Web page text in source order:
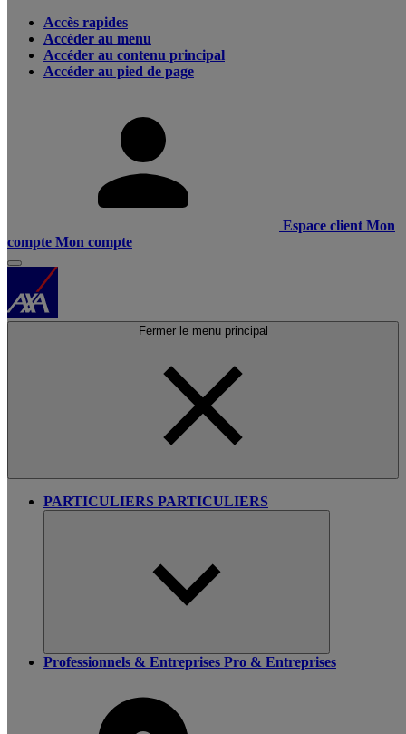
Accès rapides
Accéder au menu
Accéder au contenu principal
Accéder au pied de page
Espace client Mon
compte Mon compte
Fermer le menu principal
PARTICULIERS PARTICULIERS
Professionnels & Entreprises Pro & Entreprises